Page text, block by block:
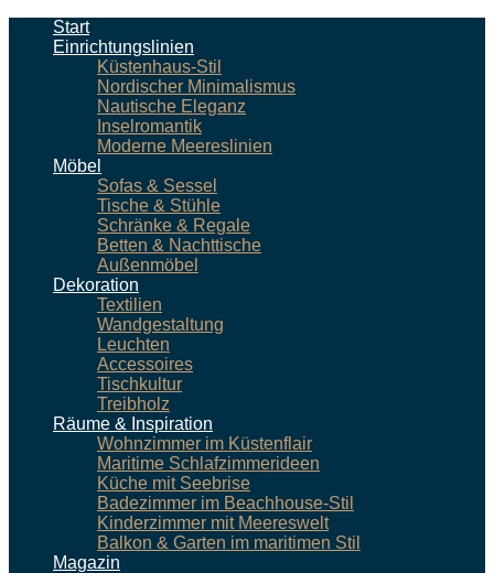
Start
Einrichtungslinien
Küstenhaus-Stil
Nordischer Minimalismus
Nautische Eleganz
Inselromantik
Moderne Meereslinien
Möbel
Sofas & Sessel
Tische & Stühle
Schränke & Regale
Betten & Nachttische
Außenmöbel
Dekoration
Textilien
Wandgestaltung
Leuchten
Accessoires
Tischkultur
Treibholz
Räume & Inspiration
Wohnzimmer im Küstenflair
Maritime Schlafzimmerideen
Küche mit Seebrise
Badezimmer im Beachhouse-Stil
Kinderzimmer mit Meereswelt
Balkon & Garten im maritimen Stil
Magazin